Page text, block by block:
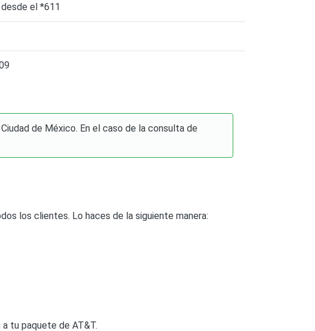
el *611
de México. En el caso de la consulta de
los clientes. Lo haces de la siguiente manera:
a tu paquete de AT&T.